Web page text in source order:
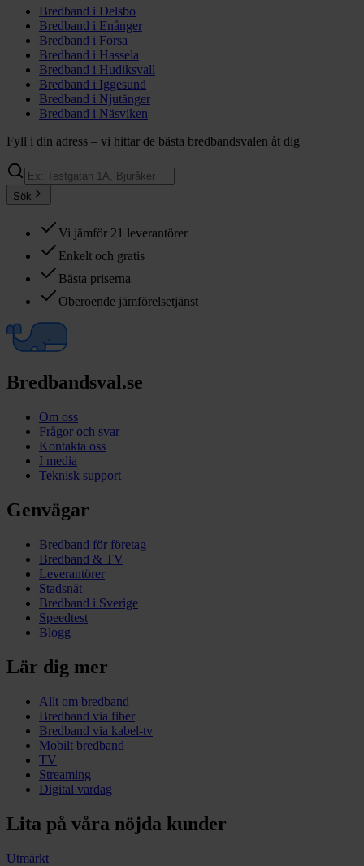
Bredband i Delsbo
Bredband i Enånger
Bredband i Forsa
Bredband i Hassela
Bredband i Hudiksvall
Bredband i Iggesund
Bredband i Njutånger
Bredband i Näsviken
Fyll i din adress – vi hittar de bästa bredbandsvalen åt dig
Sök
Vi jämför 21 leverantörer
Enkelt och gratis
Bästa priserna
Oberoende jämförelsetjänst
Bredbandsval.se
Om oss
Frågor och svar
Kontakta oss
I media
Teknisk support
Genvägar
Bredband för företag
Bredband & TV
Leverantörer
Stadsnät
Bredband i Sverige
Speedtest
Blogg
Lär dig mer
Allt om bredband
Bredband via fiber
Bredband via kabel-tv
Mobilt bredband
TV
Streaming
Digital vardag
Lita på våra nöjda kunder
Utmärkt